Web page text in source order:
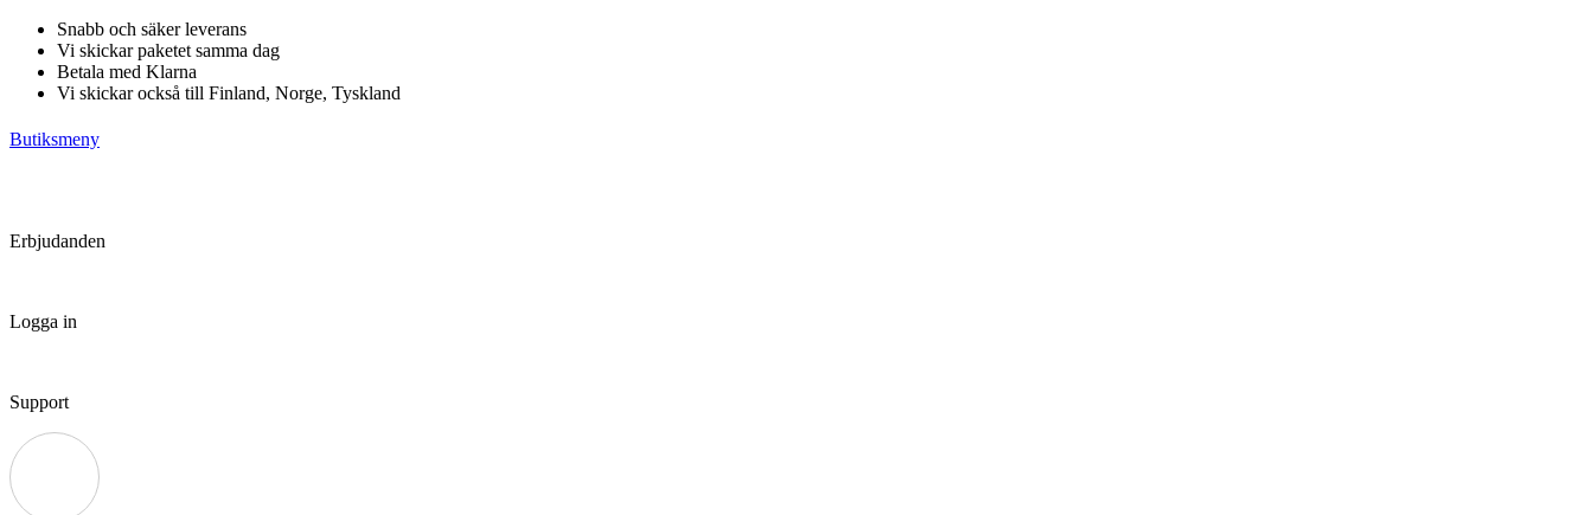
Hoppa
innehåll
Snabb och säker leverans
Vi skickar paketet samma dag
Betala med Klarna
Vi skickar också till Finland, Norge, Tyskland
Butiksmeny
Erbjudanden
Logga in
Support